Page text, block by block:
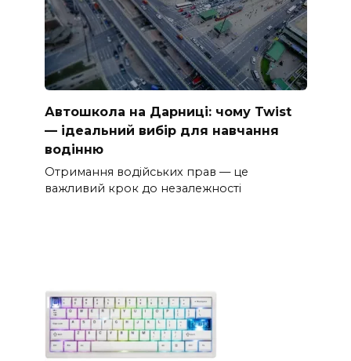
Автошкола на Дарниці: чому Twist
— ідеальний вибір для навчання
водінню
Отримання водійських прав — це
важливий крок до незалежності